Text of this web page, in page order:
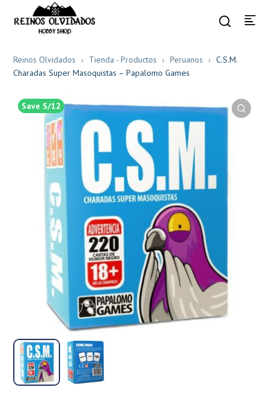
Reinos Olvidados Tienda - Productos Peruanos
C.S.M.
Charadas Super Masoquistas – Papalomo Games
Save S/12